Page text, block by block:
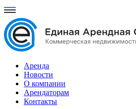
Аренда
Новости
О компании
Арендаторам
Контакты